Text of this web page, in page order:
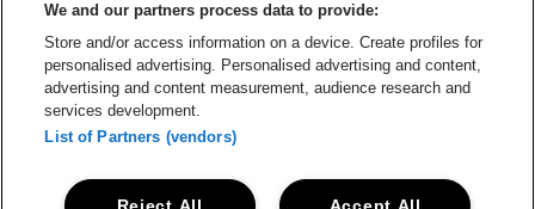
Be-At Venues
Schijnpoortweg 119, 2170 Anvers
BTW (BE) 0461.051.688 - RPR Antwerpen
BNP Paribas Fortis - IBAN: BE93 2200 4925 0067 - BIC:
GEBABEBB
We and our partners process data to provide:
Store and/or access information on a device. Create profiles for
personalised advertising. Personalised advertising and content,
advertising and content measurement, audience research and
services development.
List of Partners (vendors)